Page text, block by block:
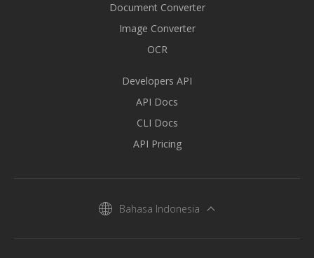
Document Converter
Image Converter
OCR
Developers API
API Docs
CLI Docs
API Pricing
Bahasa Indonesia